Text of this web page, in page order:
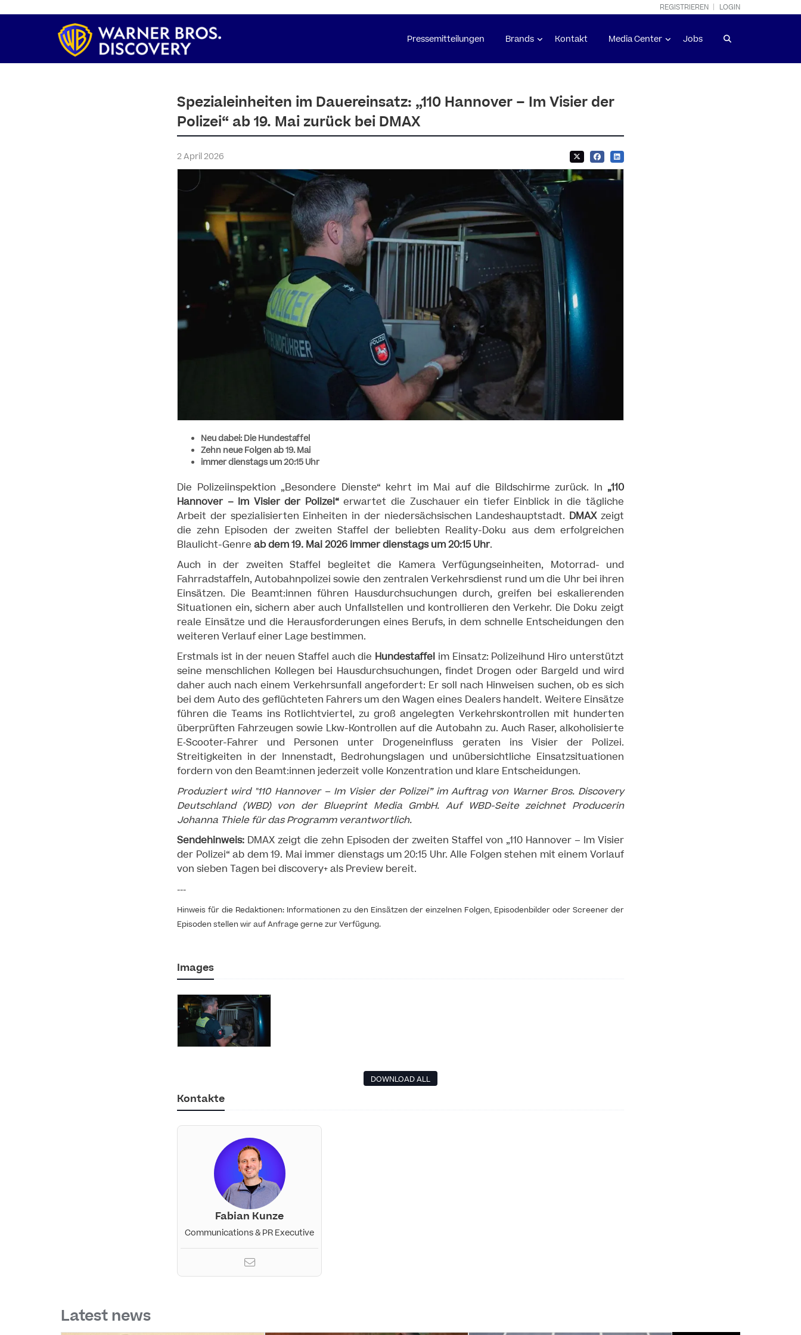
REGISTRIEREN LOGIN
Pressemitteilungen Brands Kontakt Media Center Jobs
Spezialeinheiten im Dauereinsatz: „110 Hannover – Im Visier der
Polizei“ ab 19. Mai zurück bei DMAX
2 April 2026
Neu dabei: Die Hundestaffel
Zehn neue Folgen ab 19. Mai
immer dienstags um 20:15 Uhr
Die Polizeiinspektion „Besondere Dienste“ kehrt im Mai auf die Bildschirme zurück. In „110
Hannover – Im Visier der Polizei“erwartet die Zuschauer ein tiefer Einblick in die tägliche
Arbeit der spezialisierten Einheiten in der niedersächsischen Landeshauptstadt. DMAXzeigt
die zehn Episoden der zweiten Staffel der beliebten Reality-Doku aus dem erfolgreichen
Blaulicht-Genre ab dem 19. Mai 2026 immer dienstags um 20:15 Uhr.
Auch in der zweiten Staffel begleitet die Kamera Verfügungseinheiten, Motorrad- und
Fahrradstaffeln, Autobahnpolizei sowie den zentralen Verkehrsdienst rund um die Uhr bei ihren
Einsätzen. Die Beamt:innen führen Hausdurchsuchungen durch, greifen bei eskalierenden
Situationen ein, sichern aber auch Unfallstellen und kontrollieren den Verkehr. Die Doku zeigt
reale Einsätze und die Herausforderungen eines Berufs, in dem schnelle Entscheidungen den
weiteren Verlauf einer Lage bestimmen.
Erstmals ist in der neuen Staffel auch die Hundestaffel im Einsatz: Polizeihund Hiro unterstützt
seine menschlichen Kollegen bei Hausdurchsuchungen, findet Drogen oder Bargeld und wird
daher auch nach einem Verkehrsunfall angefordert: Er soll nach Hinweisen suchen, ob es sich
bei dem Auto des geflüchteten Fahrers um den Wagen eines Dealers handelt. Weitere Einsätze
führen die Teams ins Rotlichtviertel, zu groß angelegten Verkehrskontrollen mit hunderten
überprüften Fahrzeugen sowie Lkw-Kontrollen auf die Autobahn zu. Auch Raser, alkoholisierte
E‑Scooter-Fahrer und Personen unter Drogeneinfluss geraten ins Visier der Polizei.
Streitigkeiten in der Innenstadt, Bedrohungslagen und unübersichtliche Einsatzsituationen
fordern von den Beamt:innen jederzeit volle Konzentration und klare Entscheidungen.
Produziert wird "110 Hannover – Im Visier der Polizei” im Auftrag von Warner Bros. Discovery
Deutschland (WBD) von der Blueprint Media GmbH. Auf WBD-Seite zeichnet Producerin
Johanna Thiele für das Programm verantwortlich.
Sendehinweis: DMAX zeigt die zehn Episoden der zweiten Staffel von „110 Hannover – Im Visier
der Polizei“ ab dem 19. Mai immer dienstags um 20:15 Uhr. Alle Folgen stehen mit einem Vorlauf
von sieben Tagen bei discovery+ als Preview bereit.
---
Hinweis für die Redaktionen: Informationen zu den Einsätzen der einzelnen Folgen, Episodenbilder oder Screener der
Episoden stellen wir auf Anfrage gerne zur Verfügung.
Images
DOWNLOAD ALL
Kontakte
Fabian Kunze
Communications & PR Executive
Latest news